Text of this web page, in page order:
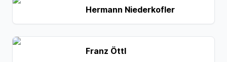
Hermann Niederkofler
Franz Öttl